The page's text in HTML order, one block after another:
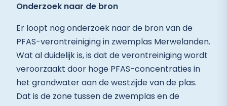
Onderzoek naar de bron
Er loopt nog onderzoek naar de bron van de
PFAS-verontreiniging in zwemplas Merwelanden.
Wat al duidelijk is, is dat de verontreiniging wordt
veroorzaakt door hoge PFAS-concentraties in
het grondwater aan de westzijde van de plas.
Dat is de zone tussen de zwemplas en de